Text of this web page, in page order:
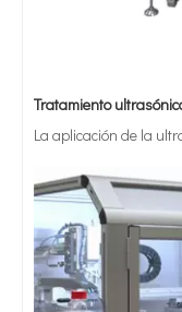
La aplicación de la